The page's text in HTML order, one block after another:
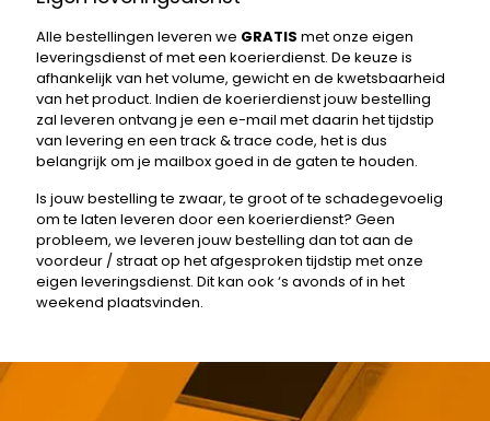
Alle bestellingen leveren we GRATIS met onze eigen
leveringsdienst of met een koerierdienst. De keuze is
afhankelijk van het volume, gewicht en de kwetsbaarheid
van het product. Indien de koerierdienst jouw bestelling
zal leveren ontvang je een e-mail met daarin het tijdstip
van levering en een track & trace code, het is dus
belangrijk om je mailbox goed in de gaten te houden.
Is jouw bestelling te zwaar, te groot of te schadegevoelig
om te laten leveren door een koerierdienst? Geen
probleem, we leveren jouw bestelling dan tot aan de
voordeur / straat op het afgesproken tijdstip met onze
eigen leveringsdienst. Dit kan ook ‘s avonds of in het
weekend plaatsvinden.